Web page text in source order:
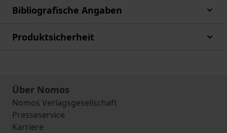
Bibliografische Angaben
Produktsicherheit
Über Nomos
Nomos Verlagsgesellschaft
Presseservice
Karriere